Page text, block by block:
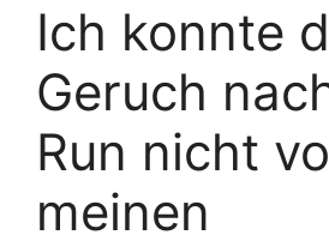
Ich konnte
Geruch
Run nicht
meinen